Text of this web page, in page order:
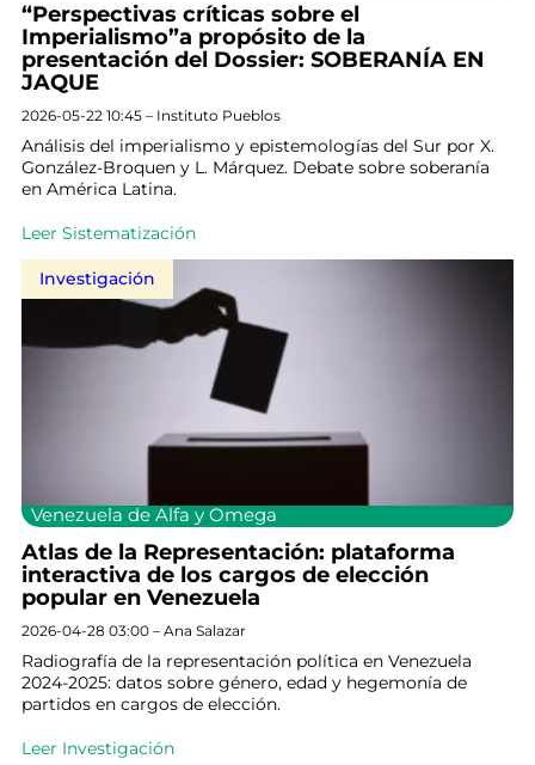
“Perspectivas críticas sobre el
Imperialismo”a propósito de la
presentación del Dossier: SOBERANÍA EN
JAQUE
2026-05-22 10:45 – Instituto Pueblos
Análisis del imperialismo y epistemologías del Sur por X.
González-Broquen y L. Márquez. Debate sobre soberanía
en América Latina.
Leer Sistematización
Investigación
Venezuela de Alfa y Omega
Atlas de la Representación: plataforma
interactiva de los cargos de elección
popular en Venezuela
2026-04-28 03:00 – Ana Salazar
Radiografía de la representación política en Venezuela
2024-2025: datos sobre género, edad y hegemonía de
partidos en cargos de elección.
Leer Investigación